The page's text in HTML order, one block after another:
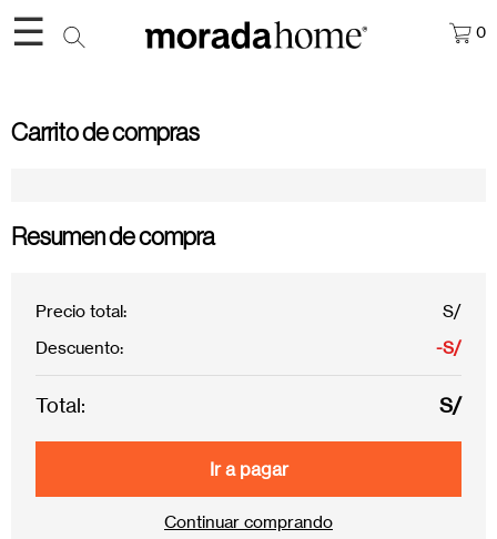
☰ 0
Carrito de compras
Resumen de compra
Precio total:
S/
Descuento:
-S/
Total: S/
Ir a pagar
Continuar comprando